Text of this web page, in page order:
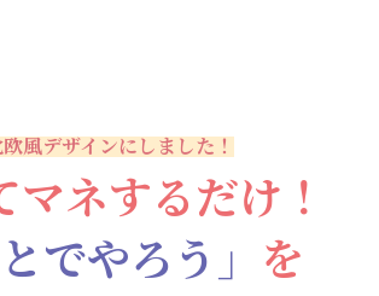
風デザインにしました！
マネするだけ！
とでやろう」 を